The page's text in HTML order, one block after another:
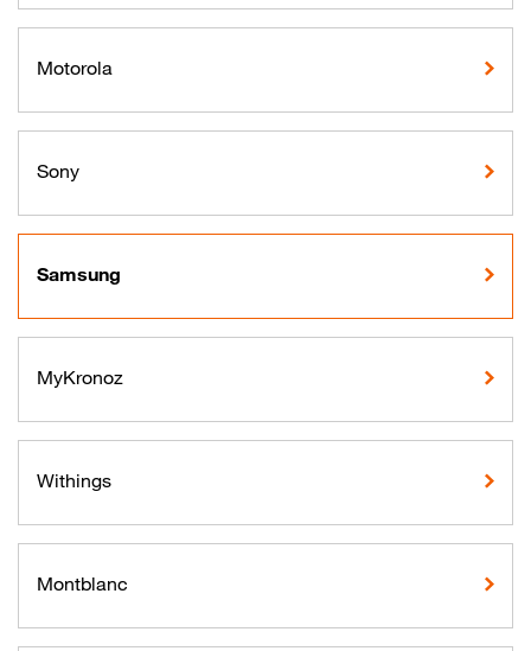
Motorola
Sony
Samsung
MyKronoz
Withings
Montblanc